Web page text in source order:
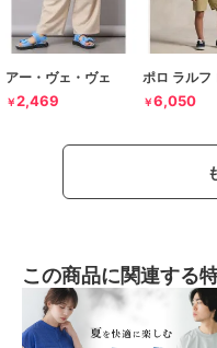
アー・ヴェ・ヴェ
￥2,469
ポロ ラルフ
￥6,050
この商品に関連する